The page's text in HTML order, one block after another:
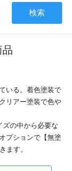
検索
品
いる。着色塗装で
リアー塗装で色や
ズの中から必要な
プションで【無塗
ます。